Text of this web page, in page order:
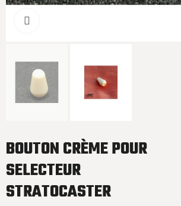
BOUTON CRÈME POUR
SELECTEUR
STRATOCASTER